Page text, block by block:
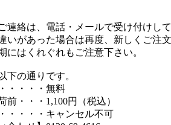
連絡は、電話・メールで受け付けして
いがあった場合は再度、新しくご注
にはくれぐれもご注意下さい。
下の通りです。
・・・・無料
前・・・1,100円（税込）
・・・・キャンセル不可